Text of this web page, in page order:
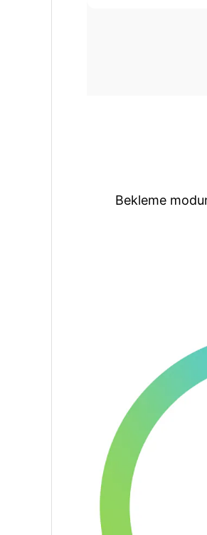
Bekleme